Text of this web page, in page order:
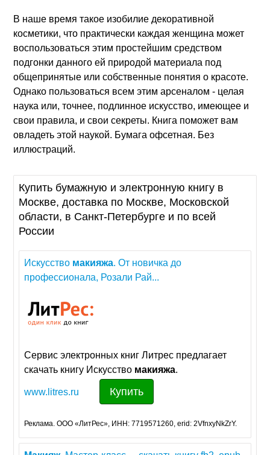
В наше время такое изобилие декоративной
косметики, что практически каждая женщина может
воспользоваться этим простейшим средством
подгонки данного ей природой материала под
общепринятые или собственные понятия о красоте.
Однако пользоваться всем этим арсеналом - целая
наука или, точнее, подлинное искусство, имеющее и
свои правила, и свои секреты. Книга поможет вам
овладеть этой наукой. Бумага офсетная. Без
иллюстраций.
Купить бумажную и электронную книгу в
Москве, доставка по Москве, Московской
области, в Санкт-Петербурге и по всей
России
Искусство макияжа. От новичка до
профессионала, Розали Рай...
Сервис электронных книг Литрес предлагает
скачать книгу Искусство макияжа.
www.litres.ru Купить
Реклама. ООО «ЛитРес», ИНН: 7719571260, erid: 2VfnxyNkZrY.